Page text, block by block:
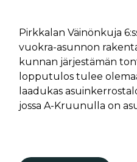
Pirkkalan Väinönkuja
vuokra-asunnon
kunnan järjestämän
lopputulos tulee
laadukas
jossa A-Kruunulla on